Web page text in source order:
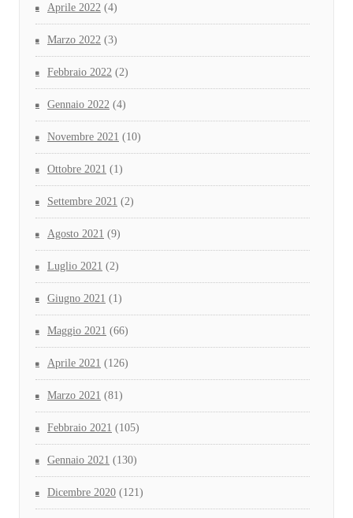
Aprile 2022 (4)
Marzo 2022 (3)
Febbraio 2022 (2)
Gennaio 2022 (4)
Novembre 2021 (10)
Ottobre 2021 (1)
Settembre 2021 (2)
Agosto 2021 (9)
Luglio 2021 (2)
Giugno 2021 (1)
Maggio 2021 (66)
Aprile 2021 (126)
Marzo 2021 (81)
Febbraio 2021 (105)
Gennaio 2021 (130)
Dicembre 2020 (121)